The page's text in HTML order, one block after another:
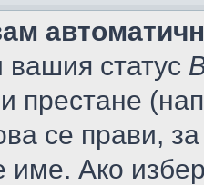
статус
престане
се прави,
име. Ако